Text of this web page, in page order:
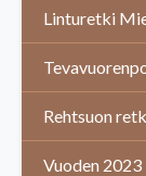
Linturetki
Rehtsuon
Vuoden